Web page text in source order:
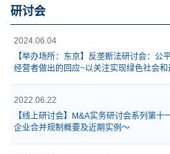
研讨会
2024.06.04
【举办场所：东京】反垄断法研讨会：公
经营者做出的回应~以关注实现绿色社会
2022.06.22
【线上研讨会】M&A实务研讨会系列第
企业合并规制概要及近期实例～